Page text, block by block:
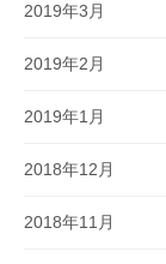
2019年3月
2019年2月
2019年1月
2018年12月
2018年11月